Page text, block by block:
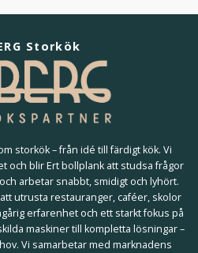
Storkök
storkök – från idé till färdigt kök. Vi
och blir Ert bollplank att studsa frågor
arbetar snabbt, smidigt och lyhört.
utrusta restauranger, caféer, skolor
erfarenhet och ett starkt fokus på
maskiner till kompletta lösningar –
Vi samarbetar med marknadens